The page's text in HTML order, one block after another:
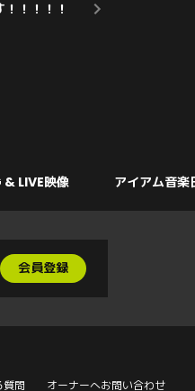
！！！！
LIVE映像 アイアム音楽
会員登録
質問 オーナーへお問い合わせ